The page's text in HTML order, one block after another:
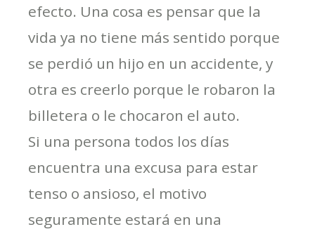
efecto. Una cosa es pensar que la
vida ya no tiene más sentido porque
se perdió un hijo en un accidente, y
otra es creerlo porque le robaron la
billetera o le chocaron el auto.
Si una persona todos los días
encuentra una excusa para estar
tenso o ansioso, el motivo
seguramente estará en una